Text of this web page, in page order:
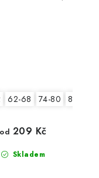
62-68 74-80 80-86
Skladem
od 209 Kč